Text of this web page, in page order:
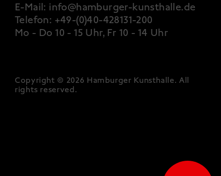
E-Mail: info@hamburger-kunsthalle.de
Telefon: +49-(0)40-428131-200
Mo - Do 10 - 15 Uhr, Fr 10 - 14 Uhr
Copyright © 2026 Hamburger Kunsthalle. All
rights reserved.